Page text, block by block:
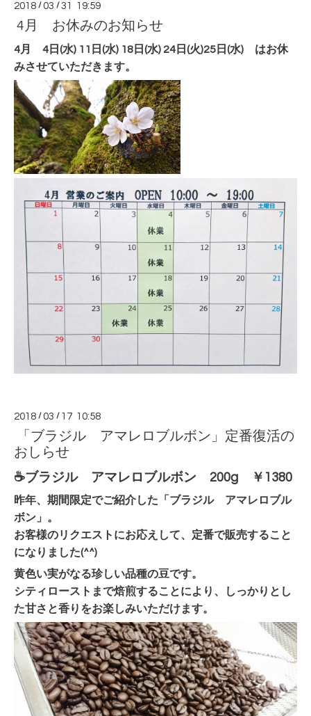
2018 /03 /31 19:59
4月 お休みのお知らせ
4月 4日(水) 11日(水) 18日(水) 24日(火)25日(水) はお休
みさせていただきます。
2018 /03 / 17 10:58
「ブラジル アマレロブルボン」定番復活の
おしらせ
☕ブラジル アマレロブルボン 200g ￥1380
昨年、期間限定でご紹介した「ブラジル アマレロブル
ボン」。
お客様のリクエストにお応えして、定番で販売すること
になりました(^^)
黄色い実がなる珍しい品種の豆です。
シティローストまで焙煎することにより、しっかりとし
た甘さと香りをお楽しみいただけます。